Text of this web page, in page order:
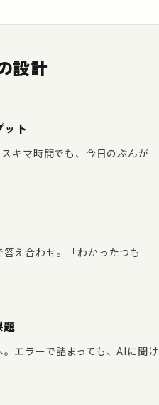
設計
ト
キマ時間でも、今日のぶんが
え合わせ。「わかったつも
題
エラーで詰まっても、AIに聞け